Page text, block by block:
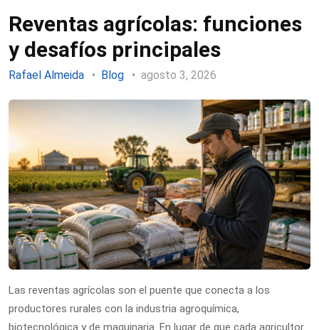
Reventas agrícolas: funciones
y desafíos principales
Rafael Almeida Blog agosto 3, 2026
Las reventas agrícolas son el puente que conecta a los
productores rurales con la industria agroquímica,
biotecnológica y de maquinaria. En lugar de que cada agricultor